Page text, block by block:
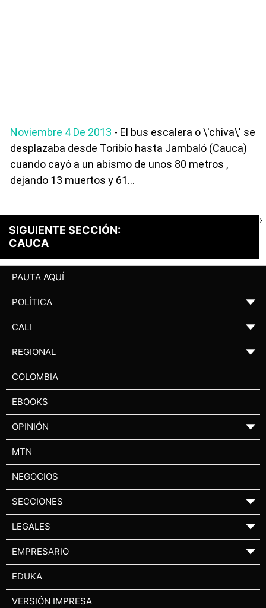
Noviembre 4 De 2013 - El bus escalera o \'chiva\' se
desplazaba desde Toribío hasta Jambaló (Cauca)
cuando cayó a un abismo de unos 80 metros ,
dejando 13 muertos y 61...
SIGUIENTE SECCIÓN:
CAUCA
›
PAUTA AQUÍ
POLÍTICA ▼
CALI ▼
REGIONAL ▼
COLOMBIA
EBOOKS
OPINIÓN ▼
MTN
NEGOCIOS
SECCIONES ▼
LEGALES ▼
EMPRESARIO ▼
EDUKA
VERSIÓN IMPRESA